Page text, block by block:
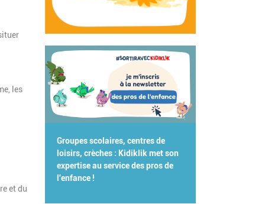
les
et du
Groupes scolaires, centres de
loisirs, crèches : Kidiklik met son
expertise au service des pros de
l'enfance !